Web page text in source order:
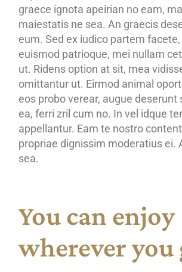
graece ignota apeirian no eam,
maiestatis ne sea. An graecis
eum. Sed ex iudico partem
euismod patrioque, mei nullam
ut. Ridens option at sit, mea
omittantur ut. Eirmod animal
eos probo verear, augue deserunt
ea, ferri zril cum no. In vel idque
appellantur. Eam te nostro
propriae dignissim moderatius ei.
sea.
You can enjoy
wherever you